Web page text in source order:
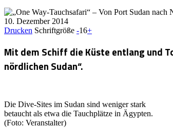
10. Dezember 2014
Drucken Schriftgröße -16+
Mit dem Schiff die Küste entlang und
nördlichen Sudan“.
Die Dive-Sites im Sudan sind weniger stark
betaucht als etwa die Tauchplätze in Ägypten.
(Foto: Veranstalter)